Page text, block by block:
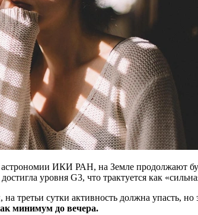
ИКИ РАН, на Земле продолжают
уровня G3, что трактуется как
третьи сутки активность должна упасть,
минимум до вечера.